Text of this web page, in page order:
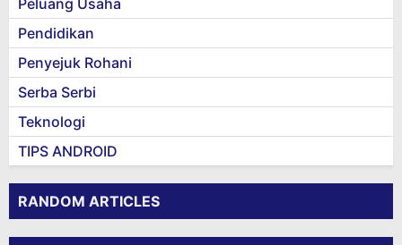
Peluang Usaha
Pendidikan
Penyejuk Rohani
Serba Serbi
Teknologi
TIPS ANDROID
RANDOM ARTICLES